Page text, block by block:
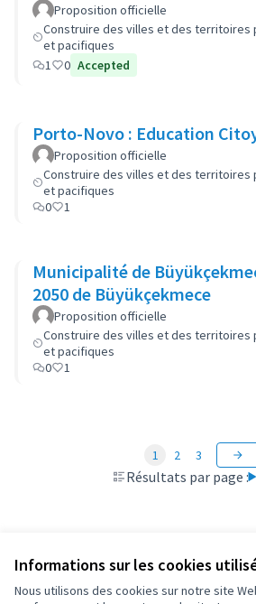
Informations sur les cookies
Nous utilisons des cookies sur notre site
Proposition officielle
Construire des villes et des territoires
et pacifiques
1
0 Accepted
Porto-Novo : Education
Proposition officielle
Construire des villes et des territoires
et pacifiques
0
1
Municipalité de
2050 de Büyükçekmece
Proposition officielle
Construire des villes et des territoires
et pacifiques
0
1
Résultats par page :
1 2 3
Conditions d'utilisation
Paramètres des cookies
OIDP sur XOIDP sur Facebook
OIDP sur YouTube